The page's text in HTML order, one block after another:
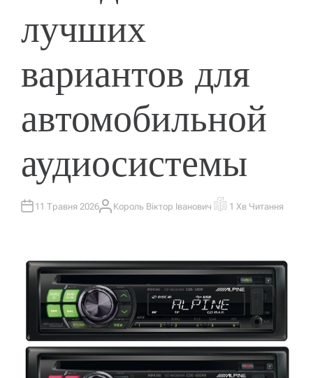
лучших
вариантов для
автомобильной
аудиосистемы
11 Травня 2026А
Король Віктор Іванович О
О
В
Н
И
Й
Ч
А
С
Ч
И
Т
А
Н
1 Хв Читання